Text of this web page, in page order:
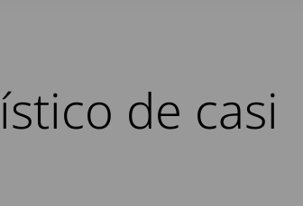
de casi